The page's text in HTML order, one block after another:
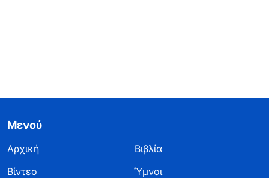
Μενού
Αρχική
Βιβλία
Βίντεο
Ύμνοι